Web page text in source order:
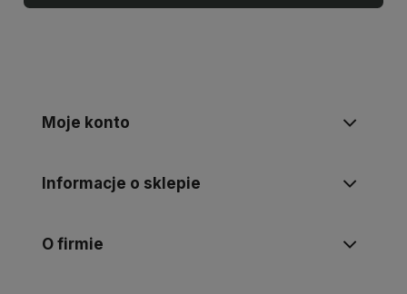
Moje konto
Informacje o sklepie
O firmie